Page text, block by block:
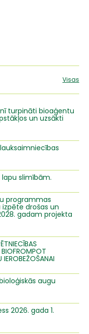
Visas
turpināti bioaģentu
un uzsākti
slimībām.
programmas
izpēte drošas un
gadam projekta
BIOFROMPOT
IEROBEŽOŠANAI
augu
2026. gada 1.